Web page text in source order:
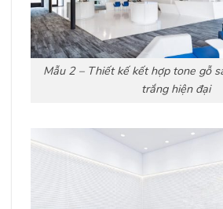
Mẫu 2 – Thiết kế kết hợp tone gỗ
trắng hiện đại